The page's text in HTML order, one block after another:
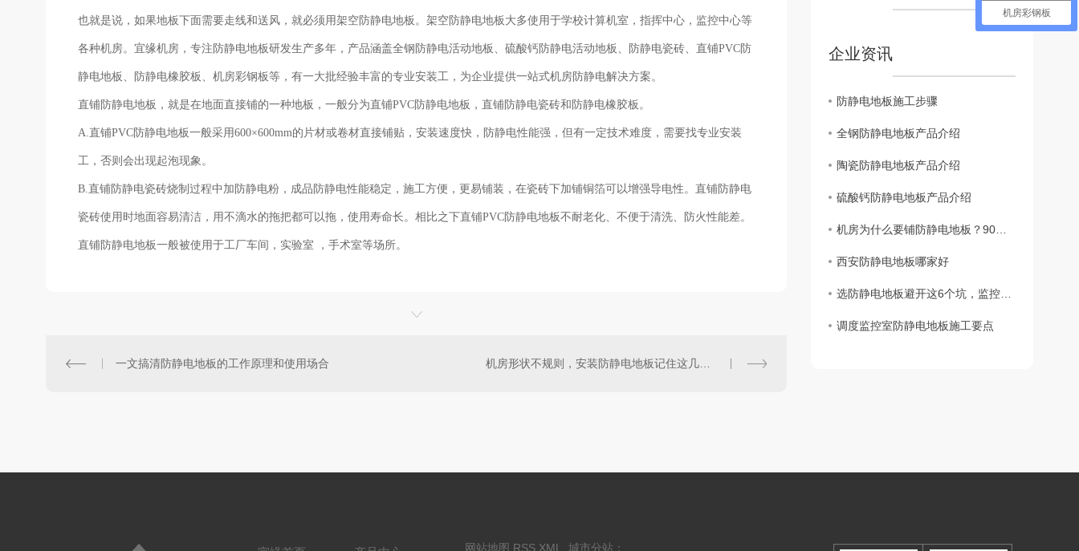
也就是说， 如果地板下面需要走线和送风，就必须用架空防静电地板。 架空防静电地板大多使用于学校计算机室，指挥中心，监控中心等
各种机房。 宜缘机房 ，专注 防静电地板研发生产多年，产品涵盖全钢 防静电活动地板 、硫酸钙 防静电活动地板 、防静电瓷砖、直铺PVC防
静电地板 、防静电橡胶板、机房彩钢板等， 有一大批经验丰富的专业安装工 ，为企业提供一站式机房防静电解决方案。
直铺防静电地板，就是在地面直接铺的一种地板，一般分为直铺PVC防静电地板，直铺防静电瓷砖和防静电橡胶板 。
A.直铺PVC防静电地板一般采用600×600mm的片材或卷材直接铺贴，安装速度快，防静电性能强，但有一定技术难度，需要找专业安装
工，否则会出现起泡现象。
B.直铺防静电瓷砖烧制过程中加防静电粉，成品防静电性能稳定，施工方便 ，更易铺装，在瓷砖下加铺铜箔可以增强导电性。直铺防静电
瓷砖使用时地面容易清洁，用不滴水的拖把都可以拖，使用寿命长。 相比之下直铺PVC防静电地板不耐老化、不便于清洗、防火性能差。
直铺防静电地板一般被使用于工厂车间，实验室 ，手术室等场所。
一文搞清防静电地板的工作原理和使用场合 机房形状不规则，安装防静电地板记住这几点！
企业资讯
防静电地板施工步骤
全钢防静电地板产品介绍
陶瓷防静电地板产品介绍
硫酸钙防静电地板产品介绍
机房为什么要铺防静电地板？90%的人只知其一不知其二
西安防静电地板哪家好
选防静电地板避开这6个坑，监控室、电子车间施工少花几万
调度监控室防静电地板施工要点
网站地图 RSS XML 城市分站 ：
机房彩钢板